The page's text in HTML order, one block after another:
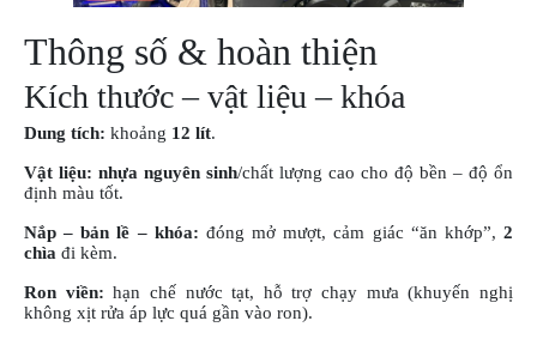
Thông số & hoàn thiện
Kích thước – vật liệu – khóa
Dung tích: khoảng 12 lít.
Vật liệu: nhựa nguyên sinh/chất lượng cao cho độ bền – độ ổn
định màu tốt.
Nắp – bản lề – khóa: đóng mở mượt, cảm giác “ăn khớp”,2
chìa đi kèm.
Ron viền: hạn chế nước tạt, hỗ trợ chạy mưa (khuyến nghị
không xịt rửa áp lực quá gần vào ron).